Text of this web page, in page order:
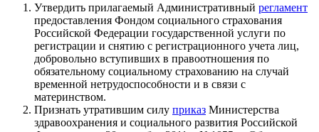
Утвердить прилагаемый Административный регламент
предоставления Фондом социального страхования
Российской Федерации государственной услуги по
регистрации и снятию с регистрационного учета лиц,
добровольно вступивших в правоотношения по
обязательному социальному страхованию на случай
временной нетрудоспособности и в связи с
материнством.
Признать утратившим силу приказ Министерства
здравоохранения и социального развития Российской